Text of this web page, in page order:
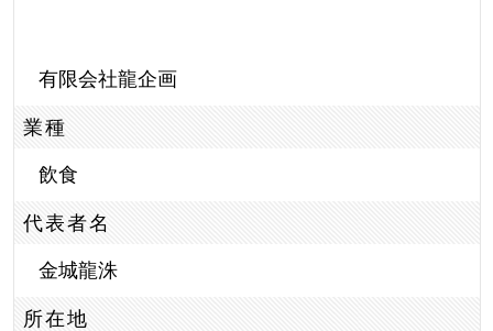
有限会社龍企画
業種
飲食
代表者名
金城龍洙
所在地